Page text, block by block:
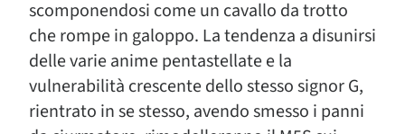
scomponendosi come un cavallo da trotto
che rompe in galoppo. La tendenza a disunirsi
delle varie anime pentastellate e la
vulnerabilità crescente dello stesso signor G,
rientrato in se stesso, avendo smesso i panni